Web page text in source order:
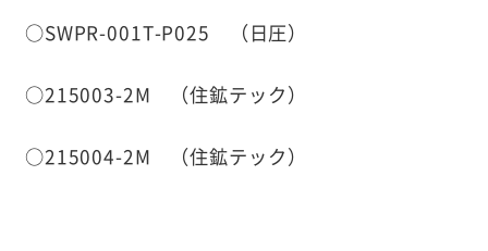
○SWPR-001T-P025 （日圧）
○215003-2M （住鉱テック）
○215004-2M （住鉱テック）